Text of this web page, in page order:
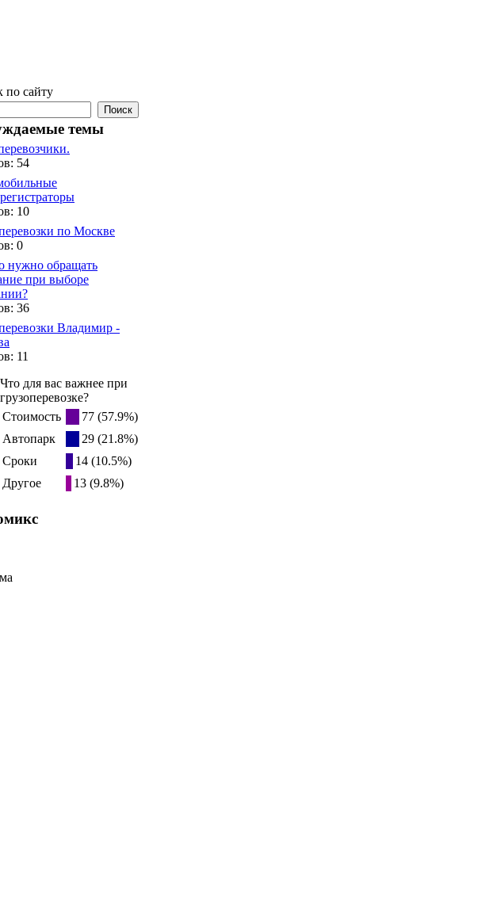
по сайту
темы
54
10
по Москве
0
нужно обращать
при выборе
36
Владимир -
11
Что для вас важнее при
грузоперевозке?
Стоимость
77 (57.9%)
Автопарк
29 (21.8%)
Сроки
14 (10.5%)
Другое
13 (9.8%)